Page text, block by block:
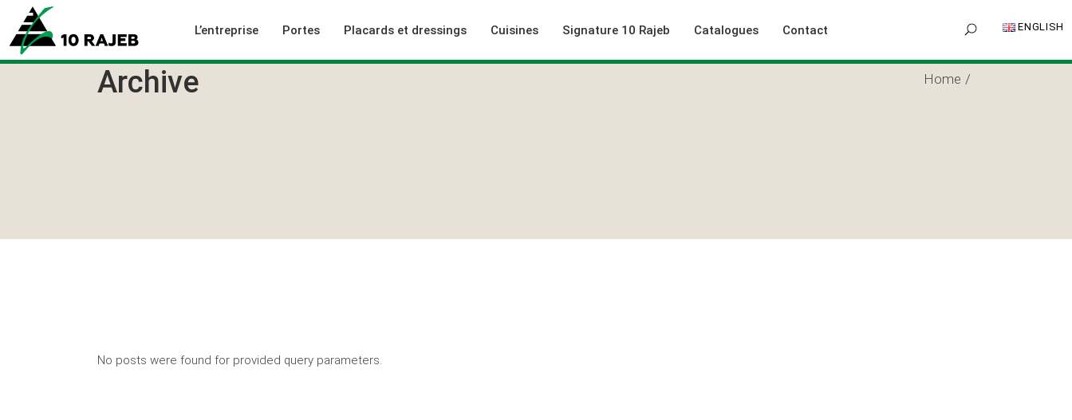
L’entreprise Portes Placards et dressings Cuisines Signature 10 Rajeb Catalogues Contact ENGLISH
Archive Home
No posts were found for provided query parameters.